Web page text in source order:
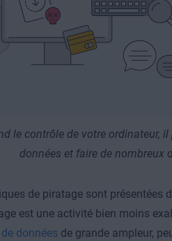
le contrôle de votre ordinateur,
données et faire de nombreux
de piratage sont présentées
est une activité bien moins
données de grande ampleur,